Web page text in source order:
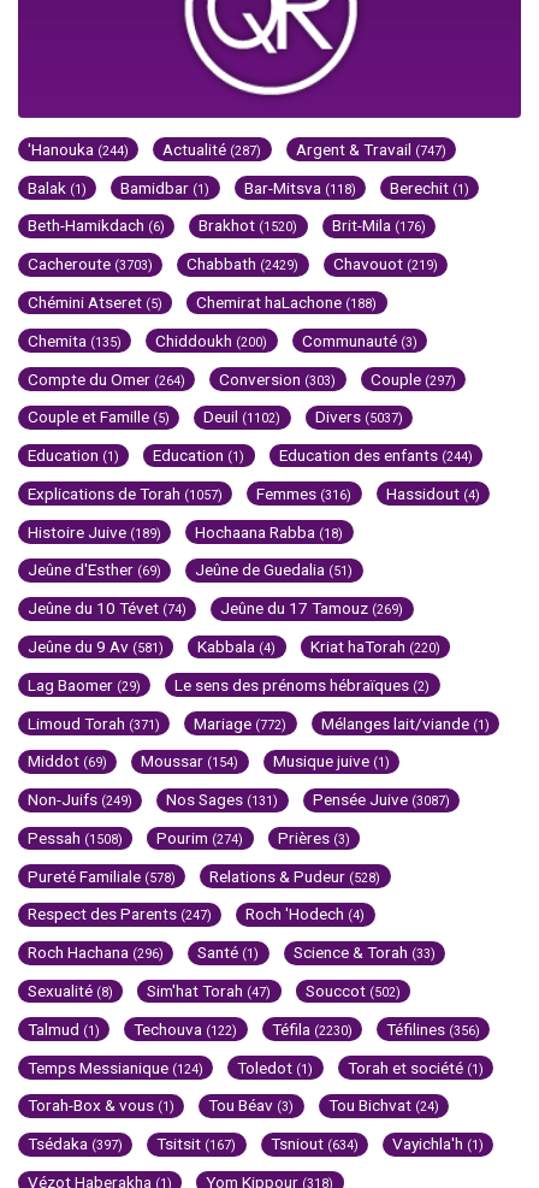
'Hanouka (244) Actualité (287) Argent & Travail (747)
Balak (1) Bamidbar (1) Bar-Mitsva (118) Berechit (1)
Beth-Hamikdach (6) Brakhot (1520) Brit-Mila (176)
Cacheroute (3703) Chabbath (2429) Chavouot (219)
Chémini Atseret (5) Chemirat haLachone (188)
Chemita (135) Chiddoukh (200) Communauté (3)
Compte du Omer (264) Conversion (303) Couple (297)
Couple et Famille (5) Deuil (1102) Divers (5037)
Education (1) Education (1) Education des enfants (244)
Explications de Torah (1057) Femmes (316) Hassidout (4)
Histoire Juive (189) Hochaana Rabba (18)
Jeûne d'Esther (69) Jeûne de Guedalia (51)
Jeûne du 10 Tévet (74) Jeûne du 17 Tamouz (269)
Jeûne du 9 Av (581) Kabbala (4) Kriat haTorah (220)
Lag Baomer (29) Le sens des prénoms hébraïques (2)
Limoud Torah (371) Mariage (772) Mélanges lait/viande (1)
Middot (69) Moussar (154) Musique juive (1)
Non-Juifs (249) Nos Sages (131) Pensée Juive (3087)
Pessah (1508) Pourim (274) Prières (3)
Pureté Familiale (578) Relations & Pudeur (528)
Respect des Parents (247) Roch 'Hodech (4)
Roch Hachana (296) Santé (1) Science & Torah (33)
Sexualité (8) Sim'hat Torah (47) Souccot (502)
Talmud (1) Techouva (122) Téfila (2230) Téfilines (356)
Temps Messianique (124) Toledot (1) Torah et société (1)
Torah-Box & vous (1) Tou Béav (3) Tou Bichvat (24)
Tsédaka (397) Tsitsit (167) Tsniout (634) Vayichla'h (1)
Vézot Haberakha (1) Yom Kippour (318)